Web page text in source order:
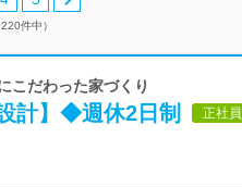
件中）
こだわった家づくり
計】◆週休2日制 正社員